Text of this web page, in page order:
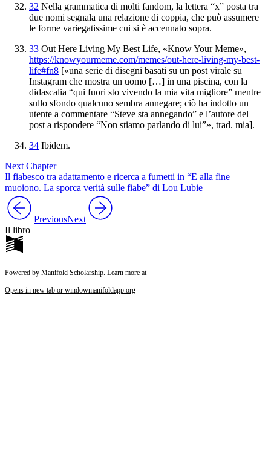
32 Nella grammatica di molti fandom, la lettera “x” posta tra
due nomi segnala una relazione di coppia, che può assumere
le forme variegatissime cui si è accennato sopra.
33 Out Here Living My Best Life, «Know Your Meme»,
https://knowyourmeme.com/memes/out-here-living-my-best-
life#fn8 [«una serie di disegni basati su un post virale su
Instagram che mostra un uomo […] in una piscina, con la
didascalia “qui fuori sto vivendo la mia vita migliore” mentre
sullo sfondo qualcuno sembra annegare; ciò ha indotto un
utente a commentare “Steve sta annegando” e l’autore del
post a rispondere “Non stiamo parlando di lui”», trad. mia].
34 Ibidem.
Next Chapter
Il fiabesco tra adattamento e ricerca a fumetti in “E alla fine
muoiono. La sporca verità sulle fiabe” di Lou Lubie
PreviousNext
Il libro
Powered by Manifold Scholarship. Learn more at
Opens in new tab or windowmanifoldapp.org